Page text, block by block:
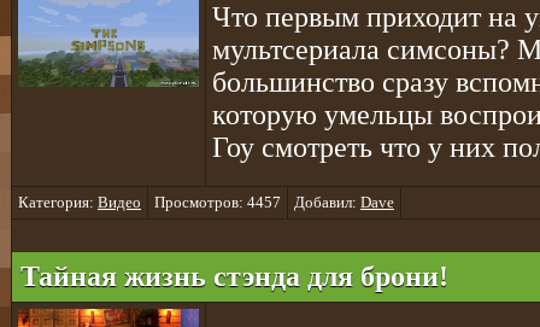
Что первым приходит на
мультсериала симсоны?
большинство сразу
которую умельцы
Гоу смотреть что у них
Категория: Видео Просмотров: 4457 Добавил: Dave
Тайная жизнь стэнда для брони!